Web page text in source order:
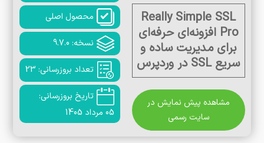
Really Simple SSL
Pro افزونه‌ای حرفه‌ای
برای مدیریت ساده و
سریع SSL در وردپرس
مشاهده پیش نمایش در
سایت رسمی
محصول اصلی
نسخه: 9.7.0
تعداد بروزرسانی: 23
تاریخ بروزرسانی:
05 مرداد 1405